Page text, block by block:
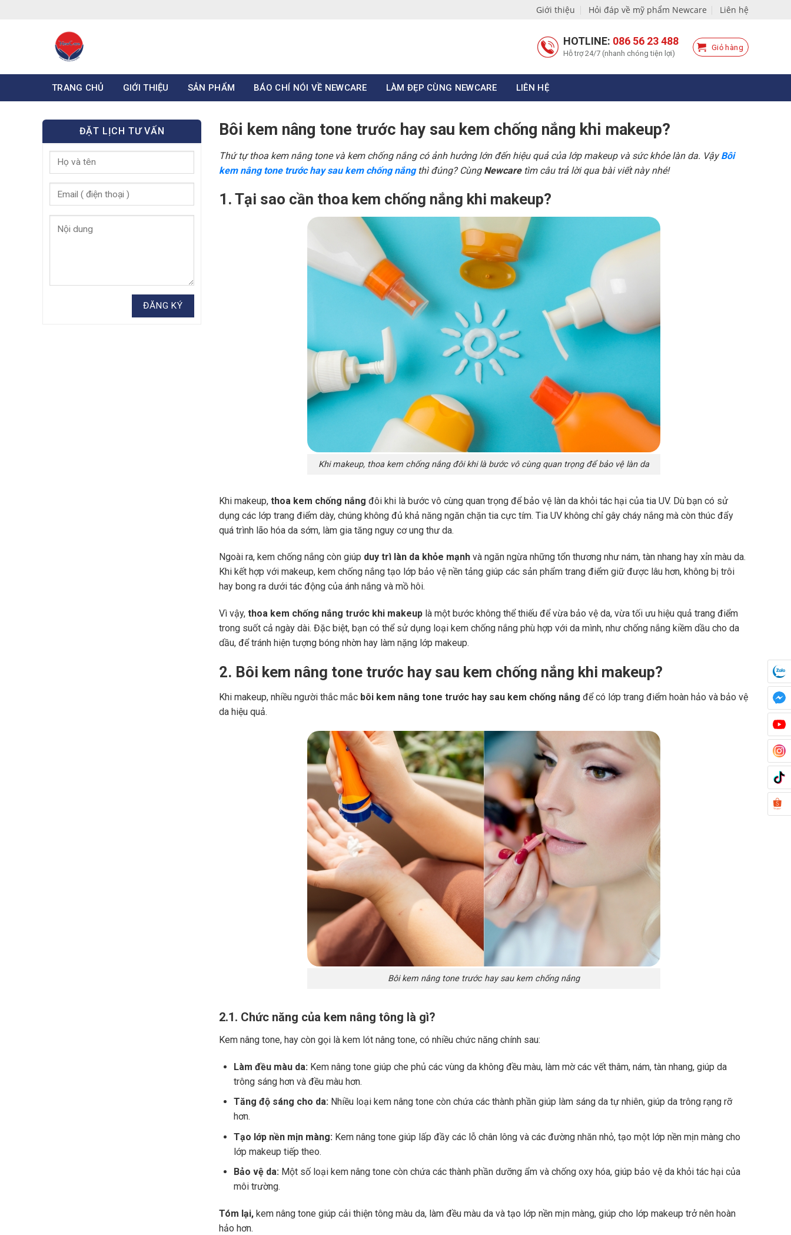
Giới thiệu Hỏi đáp về mỹ phẩm Newcare Liên hệ
HOTLINE: 086 56 23 488
Hỗ trợ 24/7 (nhanh chóng tiện lợi)
Giỏ hàng
TRANG CHỦ GIỚI THIỆU SẢN PHẨM BÁO CHÍ NÓI VỀ NEWCARE LÀM ĐẸP CÙNG NEWCARE LIÊN HỆ
Bôi kem nâng tone trước hay sau kem chống nắng khi makeup?
Thứ tự thoa kem nâng tone và kem chống nắng có ảnh hưởng lớn đến hiệu quả của lớp makeup và sức khỏe làn da. VậyBôi
kem nâng tone trước hay sau kem chống nắngthì đúng? Cùng Newcare tìm câu trả lời qua bài viết này nhé!
1. Tại sao cần thoa kem chống nắng khi makeup?
Khi makeup, thoa kem chống nắng đôi khi là bước vô cùng quan trọng để bảo vệ làn da
Khi makeup, thoa kem chống nắng đôi khi là bước vô cùng quan trọng để bảo vệ làn da khỏi tác hại của tia UV. Dù bạn có sử
dụng các lớp trang điểm dày, chúng không đủ khả năng ngăn chặn tia cực tím. Tia UV không chỉ gây cháy nắng mà còn thúc đẩy
quá trình lão hóa da sớm, làm gia tăng nguy cơ ung thư da.
Ngoài ra, kem chống nắng còn giúp duy trì làn da khỏe mạnh và ngăn ngừa những tổn thương như nám, tàn nhang hay xỉn màu da.
Khi kết hợp với makeup, kem chống nắng tạo lớp bảo vệ nền tảng giúp các sản phẩm trang điểm giữ được lâu hơn, không bị trôi
hay bong ra dưới tác động của ánh nắng và mồ hôi.
Vì vậy, thoa kem chống nắng trước khi makeup là một bước không thể thiếu để vừa bảo vệ da, vừa tối ưu hiệu quả trang điểm
trong suốt cả ngày dài. Đặc biệt, bạn có thể sử dụng loại kem chống nắng phù hợp với da mình, như chống nắng kiềm dầu cho da
dầu, để tránh hiện tượng bóng nhờn hay làm nặng lớp makeup.
2. Bôi kem nâng tone trước hay sau kem chống nắng khi makeup?
Khi makeup, nhiều người thắc mắc bôi kem nâng tone trước hay sau kem chống nắng để có lớp trang điểm hoàn hảo và bảo vệ
da hiệu quả.
Bôi kem nâng tone trước hay sau kem chống nắng
2.1. Chức năng của kem nâng tông là gì?
Kem nâng tone, hay còn gọi là kem lót nâng tone, có nhiều chức năng chính sau:
Làm đều màu da: Kem nâng tone giúp che phủ các vùng da không đều màu, làm mờ các vết thâm, nám, tàn nhang, giúp da
trông sáng hơn và đều màu hơn.
Tăng độ sáng cho da: Nhiều loại kem nâng tone còn chứa các thành phần giúp làm sáng da tự nhiên, giúp da trông rạng rỡ
hơn.
Tạo lớp nền mịn màng: Kem nâng tone giúp lấp đầy các lỗ chân lông và các đường nhăn nhỏ, tạo một lớp nền mịn màng cho
lớp makeup tiếp theo.
Bảo vệ da: Một số loại kem nâng tone còn chứa các thành phần dưỡng ẩm và chống oxy hóa, giúp bảo vệ da khỏi tác hại của
môi trường.
Tóm lại, kem nâng tone giúp cải thiện tông màu da, làm đều màu da và tạo lớp nền mịn màng, giúp cho lớp makeup trở nên hoàn
hảo hơn.
ĐẶT LỊCH TƯ VẤN